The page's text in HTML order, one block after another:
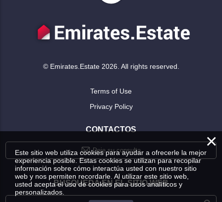
© Emirates.Estate 2026. All rights reserved.
Terms of Use
Privacy Policy
CONTACTOS
Deje su consulta
BÚSQUEDA EN EL SITIO WEB
×
Este sitio web utiliza cookies para ayudar a ofrecerle la mejor
experiencia posible. Estas cookies se utilizan para recopilar
información sobre cómo interactúa usted con nuestro sitio
web y nos permiten recordarle. Al utilizar este sitio web,
usted acepta el uso de cookies para usos analíticos y
personalizados.